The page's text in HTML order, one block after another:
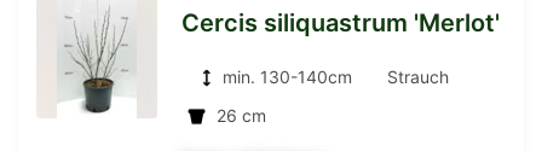
Cercis siliquastrum 'Merlot'
min. 130-140cm
Strauch
26 cm